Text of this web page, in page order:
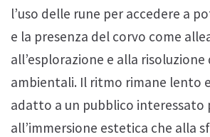
l’uso delle rune per accedere a
e la presenza del corvo come
all’esplorazione e alla risoluzione
ambientali. Il ritmo rimane lento
adatto a un pubblico interessato
all’immersione estetica che alla